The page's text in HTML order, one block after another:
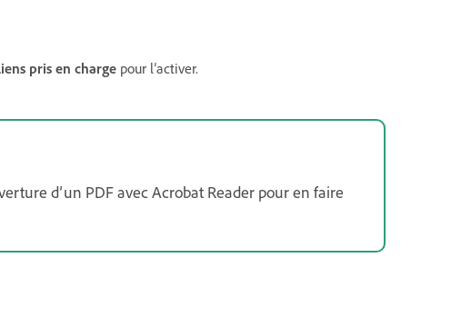
pris en charge pour l’activer.
d’un PDF avec Acrobat Reader pour en faire